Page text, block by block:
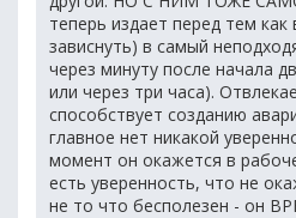
теперь издает перед тем как
зависнуть) в самый
через минуту после начала
или через три часа).
способствует созданию
главное нет никакой
момент он окажется в
есть уверенность, что не
не то что бесполезен - он